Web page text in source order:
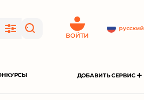
ВОЙТИ
русский
ДОБАВИТЬ СЕРВИС